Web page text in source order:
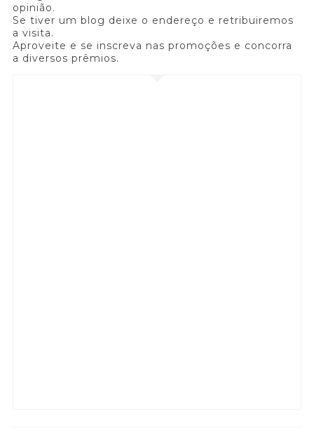
opinião.
Se tiver um blog deixe o endereço e retribuiremos
a visita.
Aproveite e se inscreva nas promoções e concorra
a diversos prêmios.